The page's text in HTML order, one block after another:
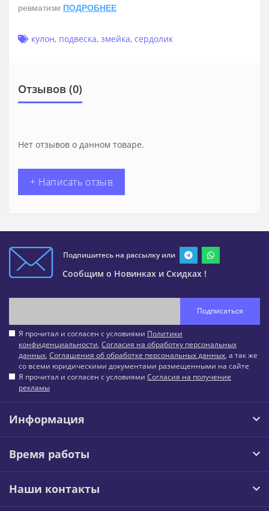
ревматизм ПОДРОБНЕЕ
кулон, подвеска, змейка, сердолик
Отзывов (0)
Нет отзывов о данном товаре.
+ Написать отзыв
Подпишитесь на рассылку или
Сообщим о Новинках и Скидках !
Подписаться
Я прочитал и согласен с условиями Политики
конфиденциальности, Согласия на обработку персональных
данных, Соглашения об обработке персональных данных, а так же
со всеми юридическими документами размещенными на сайте
Я прочитал и согласен с условиями Согласия на получение
рекламы
Информация
Время работы
Наши контакты